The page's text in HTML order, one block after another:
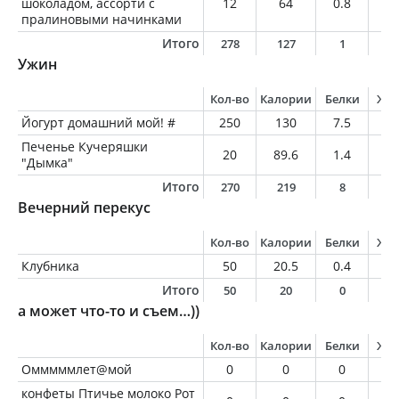
пралиновыми начинками
Итого 278 127 1
Ужин
Кол-во Калории Белки
Йогурт домашний мой! # 250 130 7.5
Печенье Кучеряшки
"Дымка"
20 89.6 1.4
Итого
270 219 8
Вечерний перекус
Кол-во Калории Белки
Клубника 50 20.5 0.4
Итого
50 20 0
а может что-то и съем…))
Кол-во Калории Белки
Омммммлет@мой 0 0 0
конфеты Птичье молоко Рот